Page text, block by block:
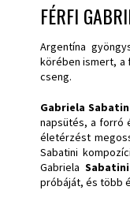
FÉRFI
Argentína
körében ismert, a
cseng.
Gabriela
napsütés, a forró
életérzést
Sabatini
Gabriela Sabatini
próbáját, és több